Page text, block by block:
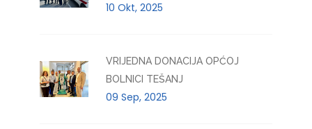
10 Okt, 2025
VRIJEDNA DONACIJA OPĆOJ
BOLNICI TEŠANJ
09 Sep, 2025